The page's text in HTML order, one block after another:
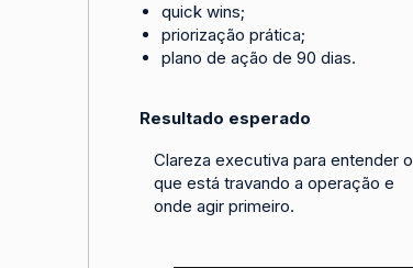
quick wins;
priorização prática;
plano de ação de 90 dias.
Resultado esperado
Clareza executiva para entender o
que está travando a operação e
onde agir primeiro.